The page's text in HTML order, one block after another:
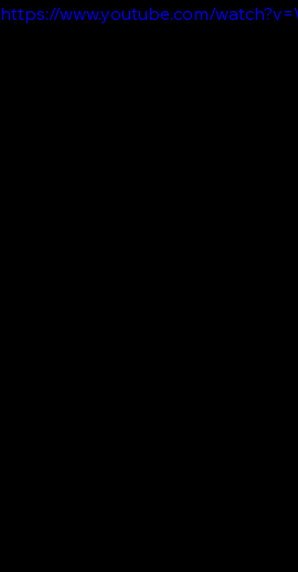
https://www.youtube.com/